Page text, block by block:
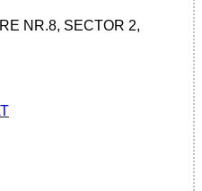
NR.8, SECTOR 2,